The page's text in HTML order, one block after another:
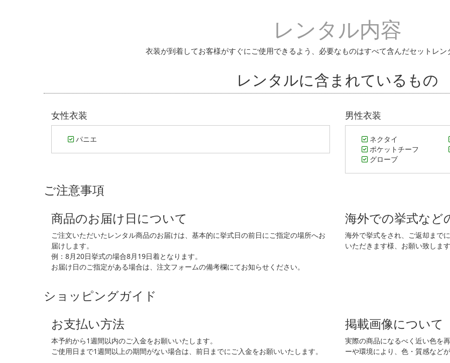
レンタル内容
衣装が到着してお客様がすぐにご使用できるよう、必要なものはすべて含んだセットレン
レンタルに含まれているもの
女性衣装
パニエ
男性衣装
ネクタイ
ポケットチーフ
グローブ
ご注意事項
商品のお届け日について
ご注文いただいたレンタル商品のお届けは、基本的に挙式日の前日にご指定の場所へお
届けします。
例：8月20日挙式の場合8月19日着となります。
お届け日のご指定がある場合は、注文フォームの備考欄にてお知らせください。
海外での挙式など
海外で挙式をされ、ご返却まで
いただきます様、お願い致します
ショッピングガイド
お支払い方法
本予約から1週間以内のご入金をお願いいたします。
ご使用日まで1週間以上の期間がない場合は、前日までにご入金をお願いいたします。
掲載画像について
実際の商品になるべく近い色を
ーや環境により、色・質感など